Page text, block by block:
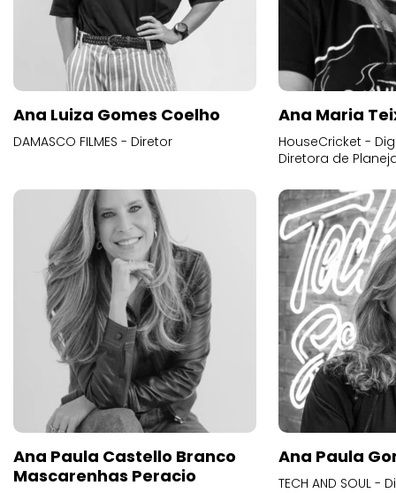
Ana Luiza Gomes Coelho
DAMASCO FILMES - Diretor
Ana Maria
HouseCricket -
Diretora de
Ana Paula Castello Branco
Mascarenhas Peracio
Ana Paula
TECH AND SOUL